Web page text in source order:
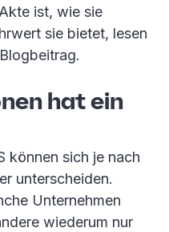
ist, wie sie
sie bietet, lesen
hat ein
können sich je nach
unterscheiden.
Unternehmen
wiederum nur